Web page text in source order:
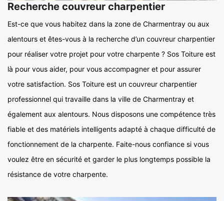
Recherche couvreur charpentier
Est-ce que vous habitez dans la zone de Charmentray ou aux
alentours et êtes-vous à la recherche d’un couvreur charpentier
pour réaliser votre projet pour votre charpente ? Sos Toiture est
là pour vous aider, pour vous accompagner et pour assurer
votre satisfaction. Sos Toiture est un couvreur charpentier
professionnel qui travaille dans la ville de Charmentray et
également aux alentours. Nous disposons une compétence très
fiable et des matériels intelligents adapté à chaque difficulté de
fonctionnement de la charpente. Faite-nous confiance si vous
voulez être en sécurité et garder le plus longtemps possible la
résistance de votre charpente.